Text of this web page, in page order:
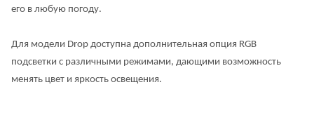
его в любую погоду.
Для модели Drop доступна дополнительная опция RGB
подсветки с различными режимами, дающими возможность
менять цвет и яркость освещения.